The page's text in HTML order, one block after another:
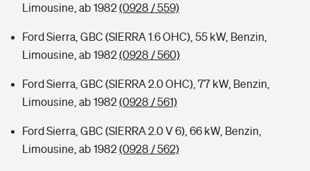
Sie haben Fragen?
Zur Übersicht
Kinderunfall-Check: Mehr Sicherheit für deine Kids
Typklassen: So ist Ihr Auto eingestuft
Limousine, ab 1982(0928 / 559)
Ford Sierra, GBC (SIERRA 1.6 OHC), 55 kW, Benzin,
Limousine, ab 1982(0928 / 560)
Ford Sierra, GBC (SIERRA 2.0 OHC), 77 kW, Benzin,
Limousine, ab 1982(0928 / 561)
Ford Sierra, GBC (SIERRA 2.0 V 6), 66 kW, Benzin,
Limousine, ab 1982(0928 / 562)